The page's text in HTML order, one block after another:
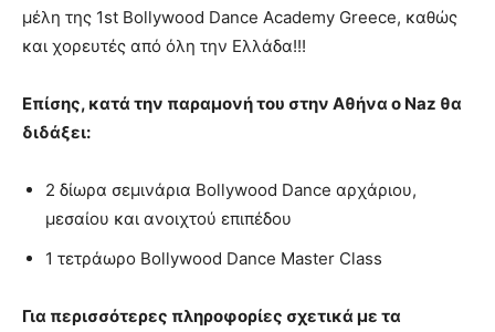
μέλη της 1st Bollywood Dance Academy Greece, καθώς
και χορευτές από όλη την Ελλάδα!!!
Επίσης, κατά την παραμονή του στην Αθήνα ο Naz θα
διδάξει:
2 δίωρα σεμινάρια Bollywood Dance αρχάριου,
μεσαίου και ανοιχτού επιπέδου
1 τετράωρο Bollywood Dance Master Class
Για περισσότερες πληροφορίες σχετικά με τα